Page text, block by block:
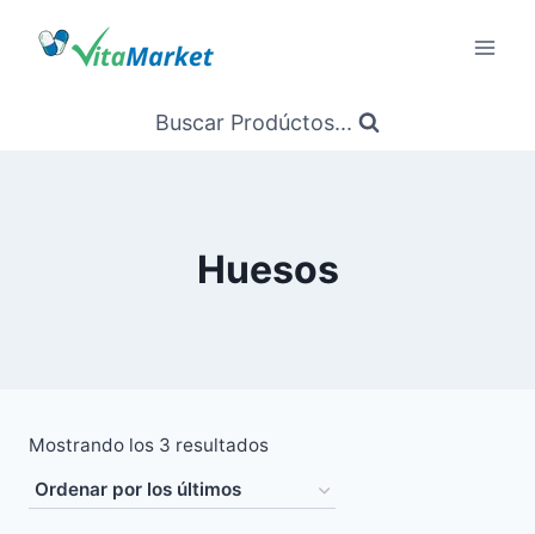
Buscar Prodúctos...
Huesos
Mostrando los 3 resultadosOrdenado
los